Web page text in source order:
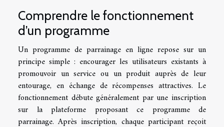
Comprendre le fonctionnement
d’un programme
Un programme de parrainage en ligne repose sur un
principe simple : encourager les utilisateurs existants à
promouvoir un service ou un produit auprès de leur
entourage, en échange de récompenses attractives. Le
fonctionnement débute généralement par une inscription
sur la plateforme proposant ce programme de
parrainage. Après inscription, chaque participant reçoit